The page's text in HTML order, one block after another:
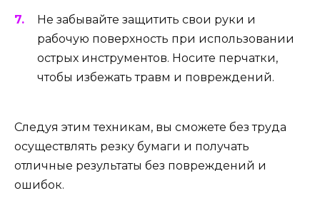
Не забывайте защитить свои руки и
рабочую поверхность при использовании
острых инструментов. Носите перчатки,
чтобы избежать травм и повреждений.
Следуя этим техникам, вы сможете без труда
осуществлять резку бумаги и получать
отличные результаты без повреждений и
ошибок.